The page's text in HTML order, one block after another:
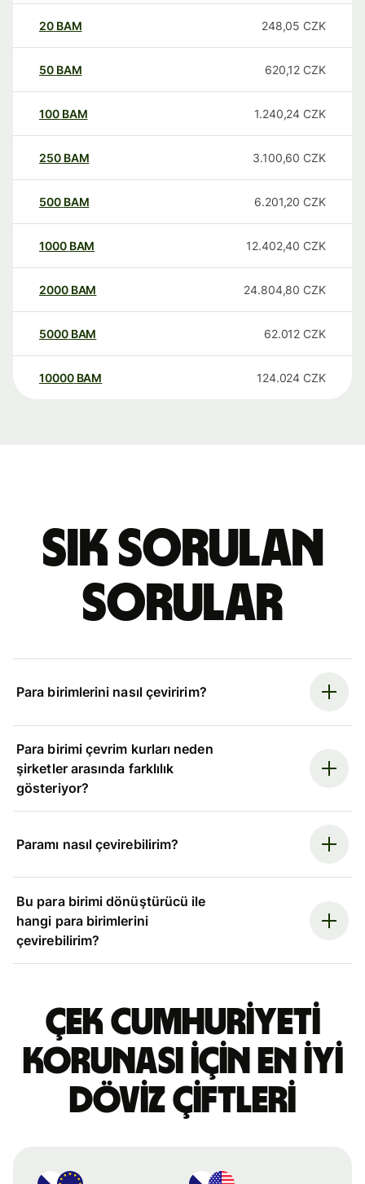
20 BAM 248,05 CZK
50 BAM 620,12 CZK
100 BAM 1.240,24 CZK
250 BAM 3.100,60 CZK
500 BAM 6.201,20 CZK
1000 BAM 12.402,40 CZK
2000 BAM 24.804,80 CZK
5000 BAM 62.012 CZK
10000 BAM 124.024 CZK
Sık sorulan
sorular
Para birimlerini nasıl çeviririm?
Para birimi çevrim kurları neden
şirketler arasında farklılık
gösteriyor?
Paramı nasıl çevirebilirim?
Bu para birimi dönüştürücü ile
hangi para birimlerini
çevirebilirim?
Çek Cumhuriyeti
korunası için en iyi
döviz çiftleri